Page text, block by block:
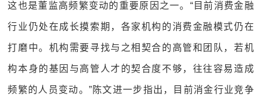
这也是董监高频繁变动的重要原因之一。“目前消费金融
行业仍处在成长摸索期，各家机构的消费金融模式仍在
打磨中。机构需要寻找与之相契合的高管和团队，若机
构本身的基因与高管人才的契合度不够，往往容易造成
频繁的人员变动。”陈文进一步指出，目前消金行业竞争